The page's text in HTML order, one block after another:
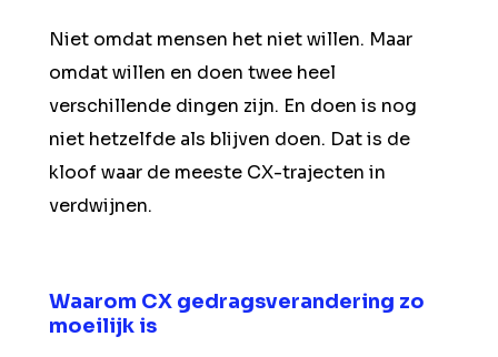
Niet omdat mensen het niet willen. Maar
omdat willen en doen twee heel
verschillende dingen zijn. En doen is nog
niet hetzelfde als blijven doen. Dat is de
kloof waar de meeste CX-trajecten in
verdwijnen.
Waarom CX gedragsverandering zo
moeilijk is